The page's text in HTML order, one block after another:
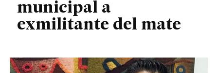
municipal a
exmilitante del mate